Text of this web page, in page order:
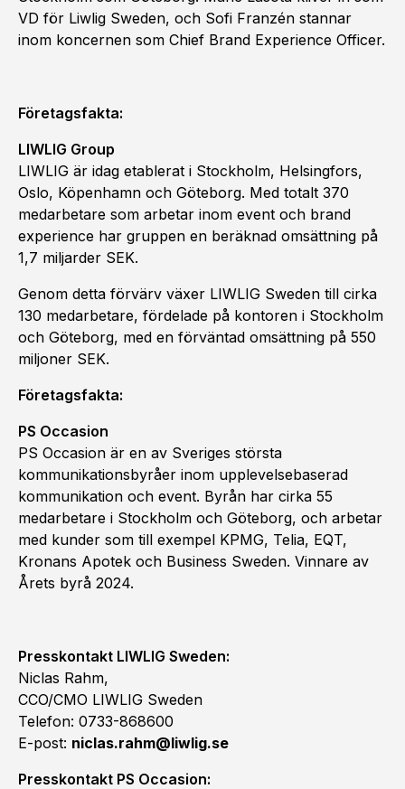
VD för Liwlig Sweden, och Sofi Franzén stannar
inom koncernen som Chief Brand Experience Officer.
Företagsfakta:
LIWLIG Group
LIWLIG är idag etablerat i Stockholm, Helsingfors,
Oslo, Köpenhamn och Göteborg. Med totalt 370
medarbetare som arbetar inom event och brand
experience har gruppen en beräknad omsättning på
1,7 miljarder SEK.
Genom detta förvärv växer LIWLIG Sweden till cirka
130 medarbetare, fördelade på kontoren i Stockholm
och Göteborg, med en förväntad omsättning på 550
miljoner SEK.
Företagsfakta:
PS Occasion
PS Occasion är en av Sveriges största
kommunikationsbyråer inom upplevelsebaserad
kommunikation och event. Byrån har cirka 55
medarbetare i Stockholm och Göteborg, och arbetar
med kunder som till exempel KPMG, Telia, EQT,
Kronans Apotek och Business Sweden. Vinnare av
Årets byrå 2024.
Presskontakt LIWLIG Sweden:
Niclas Rahm,
CCO/CMO LIWLIG Sweden
Telefon: 0733-868600
E-post: niclas.rahm@liwlig.se
Presskontakt PS Occasion: